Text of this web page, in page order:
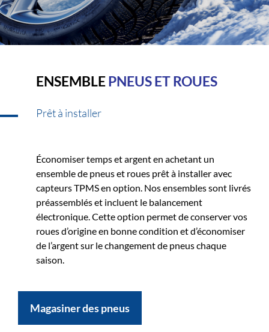
ENSEMBLEPNEUS ET ROUES
Prêt à installer
Économiser temps et argent en achetant un
ensemble de pneus et roues prêt à installer avec
capteurs TPMS en option. Nos ensembles sont livrés
préassemblés et incluent le balancement
électronique. Cette option permet de conserver vos
roues d’origine en bonne condition et d’économiser
de l’argent sur le changement de pneus chaque
saison.
Magasiner des pneus